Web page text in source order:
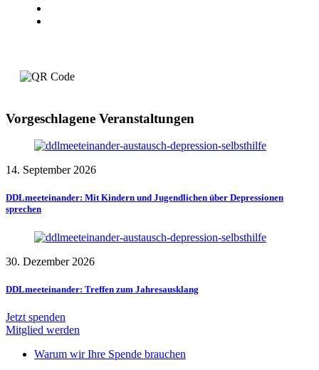
Vorgeschlagene Veranstaltungen
14. September 2026
DDLmeeteinander: Mit Kindern und Jugendlichen über Depressionen
sprechen
30. Dezember 2026
DDLmeeteinander: Treffen zum Jahresausklang
Jetzt spenden
Mitglied werden
Warum wir Ihre Spende brauchen